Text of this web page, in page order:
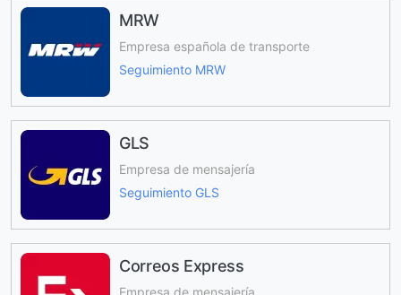
MRW
Empresa española de transporte
Seguimiento MRW
GLS
Empresa de mensajería
Seguimiento GLS
Correos Express
Empresa de mensajería